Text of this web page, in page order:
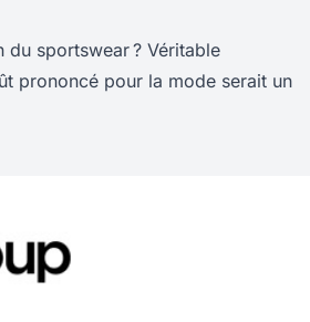
du sportswear ? Véritable
prononcé pour la mode serait un